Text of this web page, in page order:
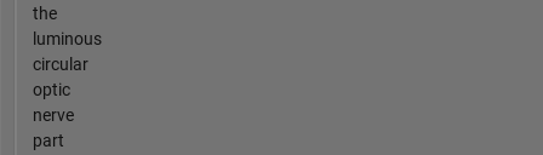
the
luminous
circular
optic
nerve
part